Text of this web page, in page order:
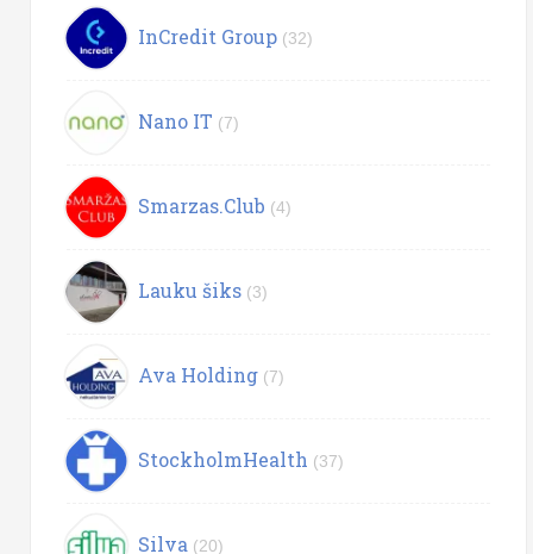
InCredit Group (32)
Nano IT (7)
Smarzas.Club (4)
Lauku šiks (3)
Ava Holding (7)
StockholmHealth (37)
Silva (20)